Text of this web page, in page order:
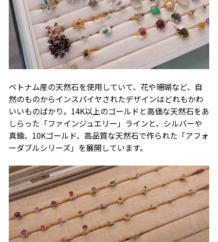
ベトナム産の天然石を使用していて、花や珊瑚など、自
然のものからインスパイヤされたデザインはどれもかわ
いいものばかり。14K以上のゴールドと高価な天然石をあ
しらった「ファインジュエリー」ラインと、シルバーや
真鍮、10Kゴールド、高品質な天然石で作られた「アフォ
ーダブルシリーズ」を展開しています。